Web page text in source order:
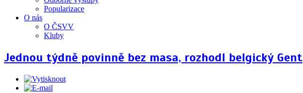
Popularizace
O nás
O ČSVV
Kluby
Jednou týdně povinně bez masa, rozhodl belgický Gent